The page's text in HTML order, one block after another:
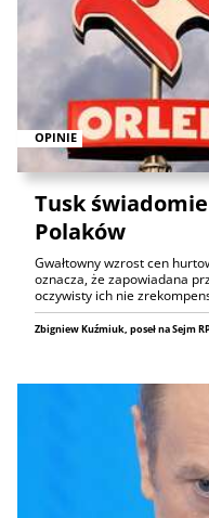
OPINIE
Tusk świadomie
Polaków
Gwałtowny wzrost cen
oznacza, że zapowiadana
oczywisty ich nie
Zbigniew Kuźmiuk, poseł na Sejm